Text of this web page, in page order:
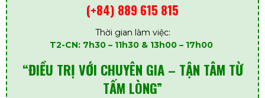
(+84) 889 615 815
Thời gian làm việc:
T2-CN: 7h30 – 11h30 & 13h00 – 17h00
“ĐIỀU TRỊ VỚI CHUYÊN GIA – TẬN TÂM TỪ
TẤM LÒNG”